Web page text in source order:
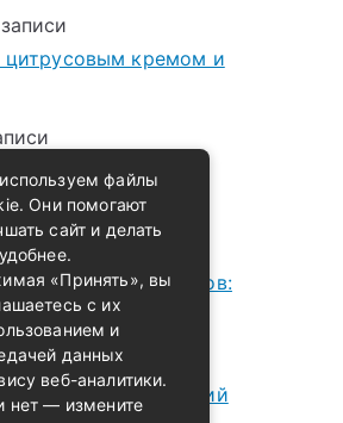
цитрусовым кремом и
идеи для
и полезных блюд
записи
варенья и компотов:
лета в банках
случайных открытий
файлы
Они помогают
сайт и делать
«Принять», вы
с их
и
данных
веб-аналитики.
нет — измените